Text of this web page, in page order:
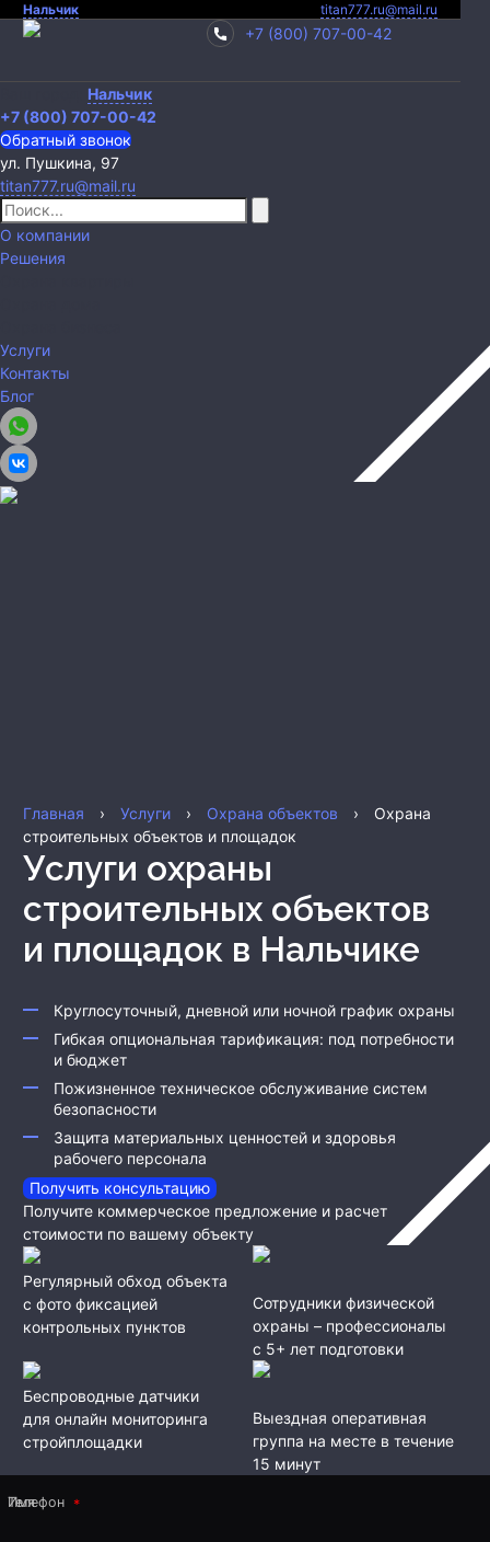
Нальчик titan777.ru@mail.ru
+7 (800) 707-00-42
Нальчик
+7 (800) 707-00-42
Обратный звонок
ул. Пушкина, 97
titan777.ru@mail.ru
О компании
Решения
Услуги
Контакты
Блог
Главная › Услуги › Охрана объектов ›
Охрана
строительных объектов и площадок
Услуги охраны
строительных объектов
и площадок в Нальчике
Круглосуточный, дневной или ночной график охраны
Гибкая опциональная тарификация: под потребности
и бюджет
Пожизненное техническое обслуживание систем
безопасности
Защита материальных ценностей и здоровья
рабочего персонала
Получить консультацию
Получите коммерческое предложение и расчет
стоимости по вашему объекту
Регулярный обход объекта
с фото фиксацией
контрольных пунктов
Сотрудники физической
охраны – профессионалы
с 5+ лет подготовки
Беспроводные датчики
для онлайн мониторинга
стройплощадки
Выездная оперативная
группа на месте в течение
15 минут
Имя
Телефон